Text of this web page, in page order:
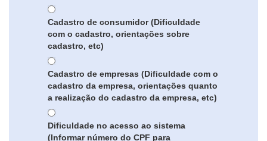
Cadastro de consumidor (Dificuldade
com o cadastro, orientações sobre
cadastro, etc)
Cadastro de empresas (Dificuldade com o
cadastro da empresa, orientações quanto
a realização do cadastro da empresa, etc)
Dificuldade no acesso ao sistema
(Informar número do CPF para